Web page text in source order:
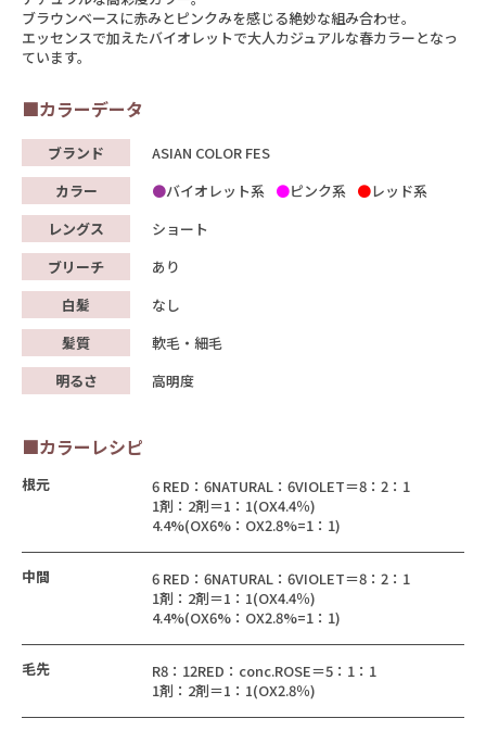
ブラウンベースに赤みとピンクみを感じる絶妙な組み合わせ。
エッセンスで加えたバイオレットで大人カジュアルな春カラーとなっ
ています。
■カラーデータ
ブランド
ASIAN COLOR FES
カラー
バイオレット系 ピンク系
レッド系
レングス
ショート
ブリーチ
あり
白髪
なし
髪質
軟毛・細毛
明るさ
高明度
■カラーレシピ
根元
6 RED：6NATURAL：6VIOLET＝8：2：1
1剤：2剤＝1：1(OX4.4％)
4.4%(OX6%：OX2.8%=1：1)
中間
6 RED：6NATURAL：6VIOLET＝8：2：1
1剤：2剤＝1：1(OX4.4％)
4.4%(OX6%：OX2.8%=1：1)
毛先
R8：12RED：conc.ROSE＝5：1：1
1剤：2剤＝1：1(OX2.8％)